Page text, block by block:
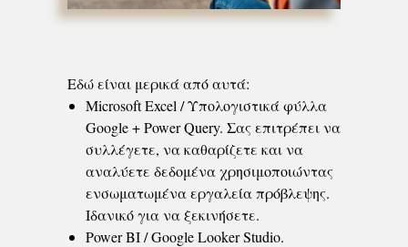
Εδώ είναι μερικά από αυτά:
Microsoft Excel / Υπολογιστικά φύλλα
Google + Power Query. Σας επιτρέπει να
συλλέγετε, να καθαρίζετε και να
αναλύετε δεδομένα χρησιμοποιώντας
ενσωματωμένα εργαλεία πρόβλεψης.
Ιδανικό για να ξεκινήσετε.
Power BI / Google Looker Studio.